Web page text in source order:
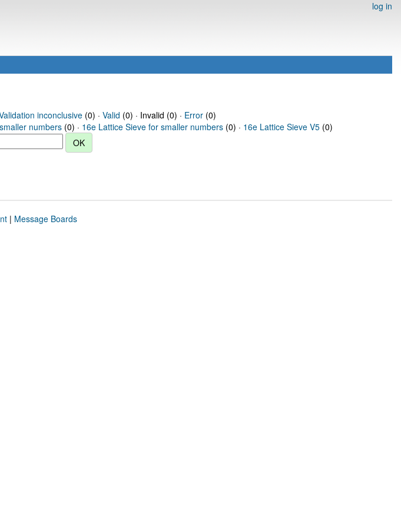
log in
inconclusive(0) · Valid (0) · Invalid (0) · Error(0)
numbers (0) · 16e Lattice Sieve for smaller numbers (0) · 16e Lattice Sieve V5 (0)
| Message Boards